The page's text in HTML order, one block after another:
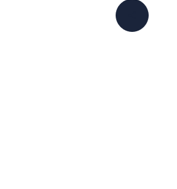
PARTAGER